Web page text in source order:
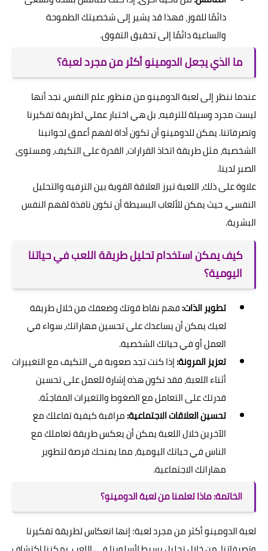
دائمًا للفوز، فهذا قد يشير إلى شخصيتك الطموحة
والساعية دائمًا إلى تحقيق التفوق.
ما الذي يجعل الدومينو أكثر من مجرد لعبة؟
عندما ننظر إلى لعبة الدومينو من منظور علم النفس، نجد أنها
ليست مجرد وسيلة للترفيه، بل هي اختبار عملي لطريقة تفكيرنا
وتصرفاتنا. يمكن للدومينو أن تكون أداة لفهم أعمق لجوانبنا
الشخصية، مثل طريقة اتخاذ القرارات، القدرة على التكيف، ومستوى
الصبر لدينا.
علاوة على ذلك، اللعبة تبرز العلاقة القوية بين الترفيه والتحليل
النفسي، حيث يمكن للألعاب البسيطة أن تكون نافذة لفهم النفس
البشرية.
كيف يمكن استخدام تحليل طريقة اللعب في حياتنا
اليومية؟
تطوير الذات:فهم نقاط قوتك وضعفك من خلال طريقة
لعبك يمكن أن يساعدك على تحسين مهاراتك، سواء في
العمل أو في حياتك الشخصية.
تعزيز المرونة:إذا كنت تجد صعوبة في التكيف مع التغييرات
أثناء اللعبة، فقد تكون هذه إشارة للعمل على تحسين
قدرتك على التعامل مع الضغوط والتغيرات المفاجئة.
تحسين العلاقات الاجتماعية:مراقبة كيفية تفاعلك مع
الآخرين خلال اللعبة يمكن أن يعكس طريقة تعاملك مع
الناس في حياتك اليومية، مما يمنحك فرصة لتطوير
مهاراتك الاجتماعية.
الخاتمة: ماذا تعلمنا من لعبة الدومينو؟
لعبة الدومينو أكثر من مجرد لعبة؛ إنها انعكاس لطريقة تفكيرنا